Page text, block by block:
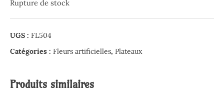
Rupture de stock
UGS : FL504
Catégories : Fleurs artificielles, Plateaux
Produits similaires